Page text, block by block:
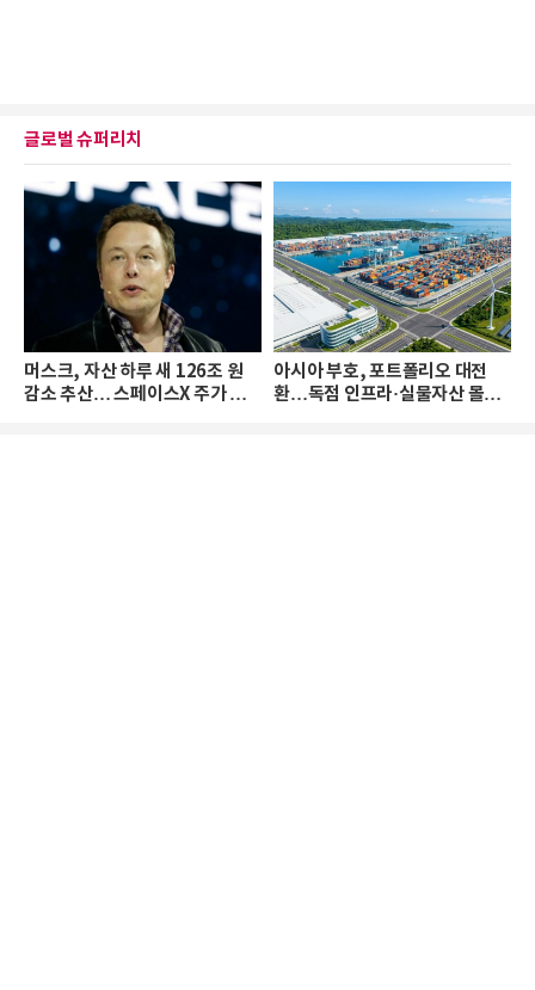
글로벌 슈퍼리치
머스크, 자산 하루 새 126조 원
감소 추산… 스페이스X 주가 하
아시아 부호, 포트폴리오 대전
환…독점 인프라·실물자산 몰린